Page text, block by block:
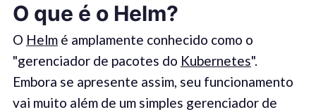
O que é o Helm?
O Helmé amplamente conhecido como o
"gerenciador de pacotes do Kubernetes".
Embora se apresente assim, seu funcionamento
vai muito além de um simples gerenciador de